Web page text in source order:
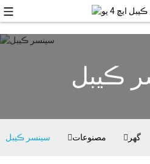
ڪيبل
گھر مصنوعات سينسر ڪيبل